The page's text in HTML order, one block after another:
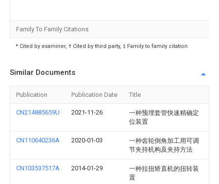
Family To Family Citations
* Cited by examiner, † Cited by third party, ‡ Family to family citation
Similar Documents
Publication Publication Date Title
CN214885659U 2021-11-26
一种预埋套管快速精确定
位装置
CN110640236A 2020-01-03
一种齿轮倒角加工用可调
节夹持机构及夹持方法
CN103537517A 2014-01-29
一种拉扭矫直机的扭转装
置